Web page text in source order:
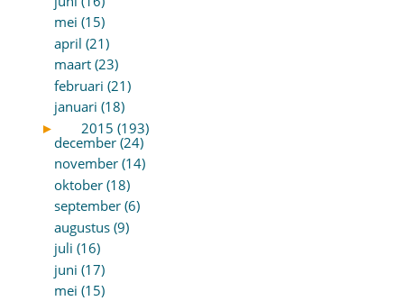
mei (15)
april (21)
maart (23)
februari (21)
januari (18)
►
2015 (193)
december (24)
november (14)
oktober (18)
september (6)
augustus (9)
juli (16)
juni (17)
mei (15)